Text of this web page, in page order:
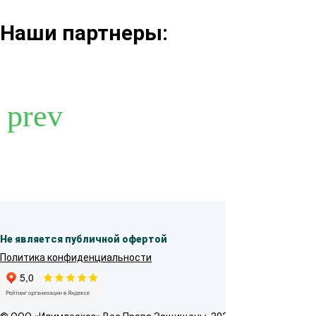
Наши партнеры:
Не является публичной офертой
Политика конфиденциальности